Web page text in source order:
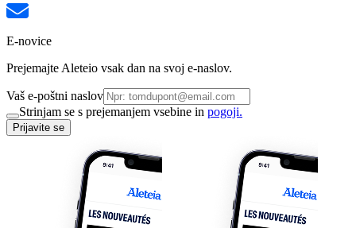
E-novice
Prejemajte Aleteio vsak dan na svoj e-naslov.
Vaš e-poštni naslov
Strinjam se s prejemanjem vsebine in pogoji.
Prijavite se